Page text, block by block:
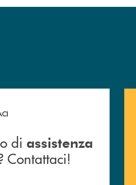
Prunoimmediata? Contattaci!
di assistenza
Contattaci!